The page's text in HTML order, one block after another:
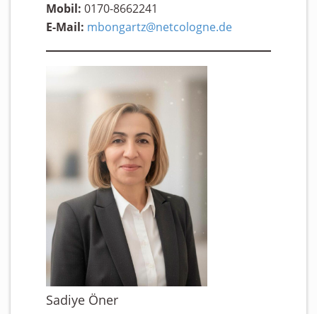
Mobil: 0170-8662241
E-Mail: mbongartz@netcologne.de
Sadiye Öner